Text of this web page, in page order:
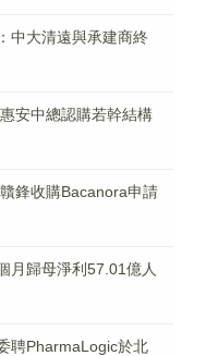
中大清遠與承建商終
安中總認購若幹結構
鋒收購Bacanora申請
月歸母淨利57.01億人
聘PharmaLogic於北